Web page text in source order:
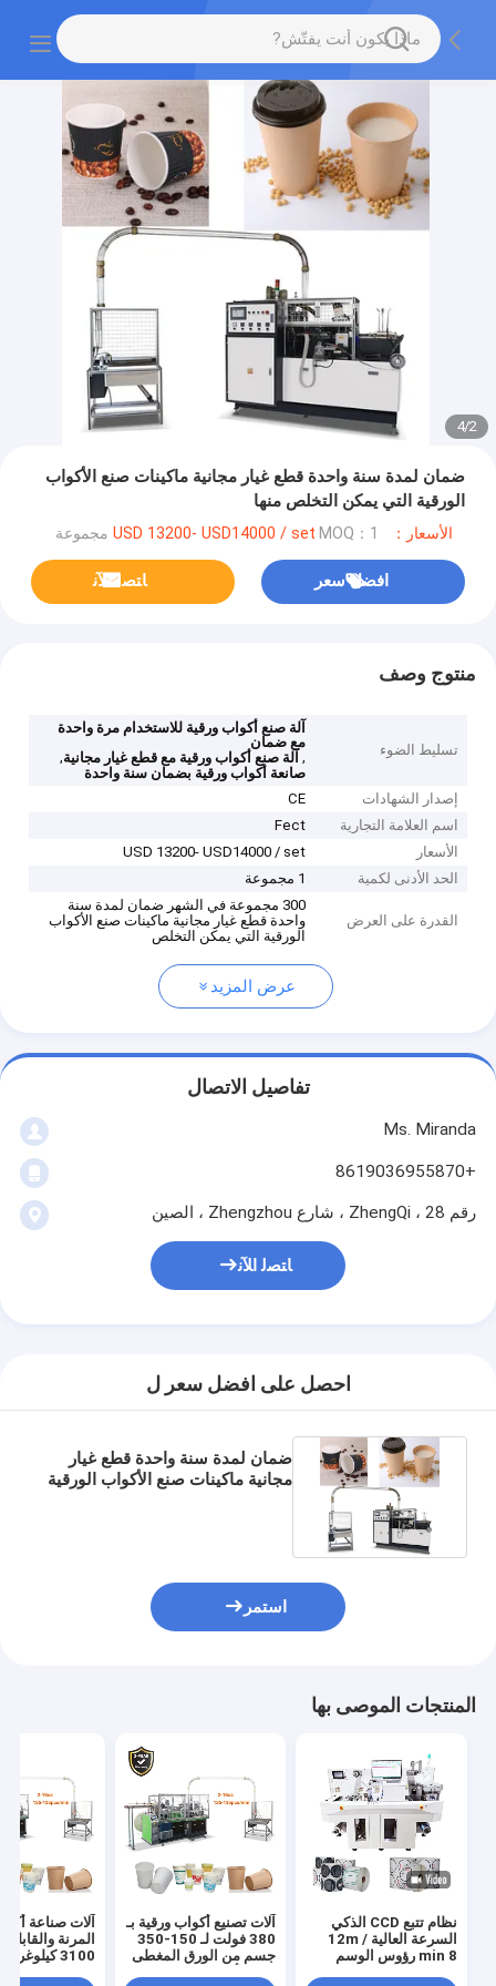
2
/
4
ضمان لمدة سنة واحدة قطع غيار مجانية ماكينات صنع الأكواب
الورقية التي يمكن التخلص منها
الأسعار：USD 13200- USD14000 / set MOQ：1 مجموعة
افضل سعر ﺎﺘﺼﻟ ﺍﻶﻧ
منتوج وصف
تسليط الضوء
آلة صنع أكواب ورقية للاستخدام مرة واحدة
مع ضمان
, آلة صنع أكواب ورقية مع قطع غيار مجانية,
صانعة أكواب ورقية بضمان سنة واحدة
إصدار الشهادات
CE
اسم العلامة التجارية
Fect
الأسعار
USD 13200- USD14000 / set
الحد الأدنى لكمية
1 مجموعة
القدرة على العرض
300 مجموعة في الشهر ضمان لمدة سنة
واحدة قطع غيار مجانية ماكينات صنع الأكواب
الورقية التي يمكن التخلص
عرض المزيد
تفاصيل الاتصال
Ms. Miranda
+8619036955870
رقم 28 ، ZhengQi ، شارع Zhengzhou ، الصين
ﺎﺘﺼﻟ ﺍﻶﻧ
احصل على افضل سعر ل
ضمان لمدة سنة واحدة قطع غيار
مجانية ماكينات صنع الأكواب الورقية
استمر
المنتجات الموصى بها
نظام تتبع CCD الذكي
السرعة العالية 12m /
min 8 رؤوس الوسم
آلات تصنيع أكواب ورقية بـ
380 فولت لـ 150-350
جسم من الورق المغطى
آلات صناعة
المرنة
3100